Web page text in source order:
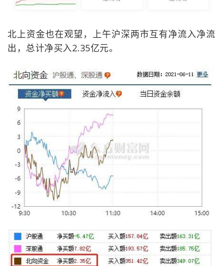
北上资金也在观望，上午沪深两市互有净流入净流
出，总计净买入2.35亿元。